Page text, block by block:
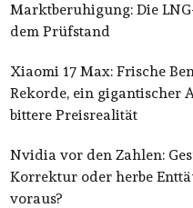
Marktberuhigung: Die
dem Prüfstand
Xiaomi 17 Max: Frische
Rekorde, ein gigantischer
bittere Preisrealität
Nvidia vor den Zahlen:
Korrektur oder herbe
voraus?